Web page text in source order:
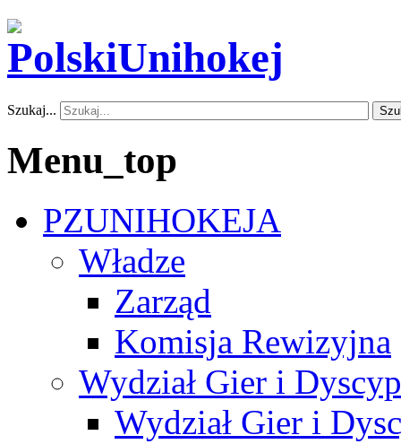
Szukaj...
Menu_top
PZUNIHOKEJA
Władze
Zarząd
Komisja Rewizyjna
Wydział Gier i
Wydział Gier i